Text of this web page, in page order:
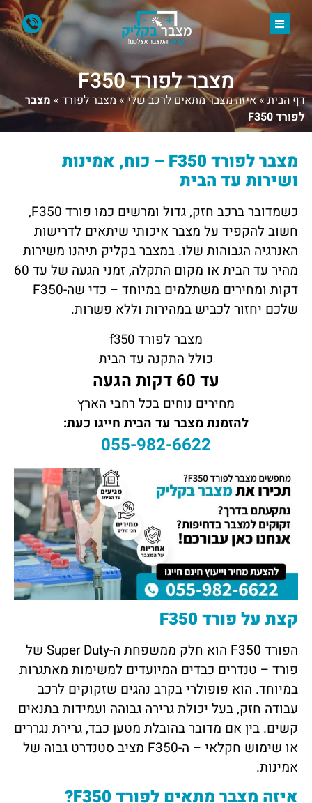
מצבר לפורד F350
דף הבית»איזה מצבר מתאים לרכב שלי» מצבר לפורד » מצבר
לפורד F350
מצבר לפורד F350 – כוח, אמינות
ושירות עד הבית
כשמדובר ברכב חזק, גדול ומרשים כמו פורד F350,
חשוב להקפיד על מצבר איכותי שיתאים לדרישות
האנרגיה הגבוהות שלו. במצבר בקליק תיהנו משירות
מהיר עד הבית או מקום התקלה, זמני הגעה של עד 60
דקות ומחירים משתלמים במיוחד – כדי שה-F350
שלכם יחזור לכביש במהירות וללא פשרות.
מצבר לפורד f350
כולל התקנה עד הבית
עד 60 דקות הגעה
מחירים נוחים בכל רחבי הארץ
להזמנת מצבר עד הבית חייגו כעת:
055-982-6622
קצת על פורד F350
הפורד F350 הוא חלק ממשפחת ה-Super Duty של
פורד – טנדרים כבדים המיועדים למשימות מאתגרות
במיוחד. הוא פופולרי בקרב נהגים שזקוקים לרכב
עבודה חזק, בעל יכולת גרירה גבוהה ועמידות בתנאים
קשים. בין אם מדובר בהובלת מטען כבד, גרירת נגררים
או שימוש חקלאי – ה-F350 מציב סטנדרט גבוה של
אמינות.
איזה מצבר מתאים לפורד F350?